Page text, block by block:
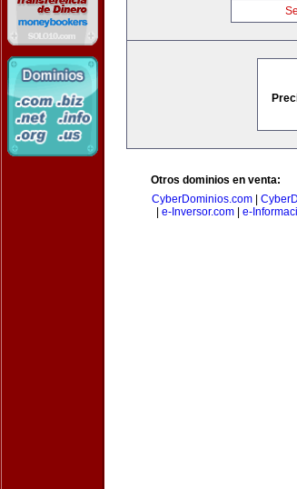
Otros dominios en venta:
CyberDominios.com|
e-Inversor.com| e-